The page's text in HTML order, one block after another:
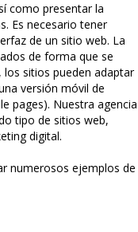
como presentar la
Es necesario tener
de un sitio web. La
de forma que se
sitios pueden adaptar
versión móvil de
pages). Nuestra agencia
tipo de sitios web,
digital.
numerosos ejemplos de